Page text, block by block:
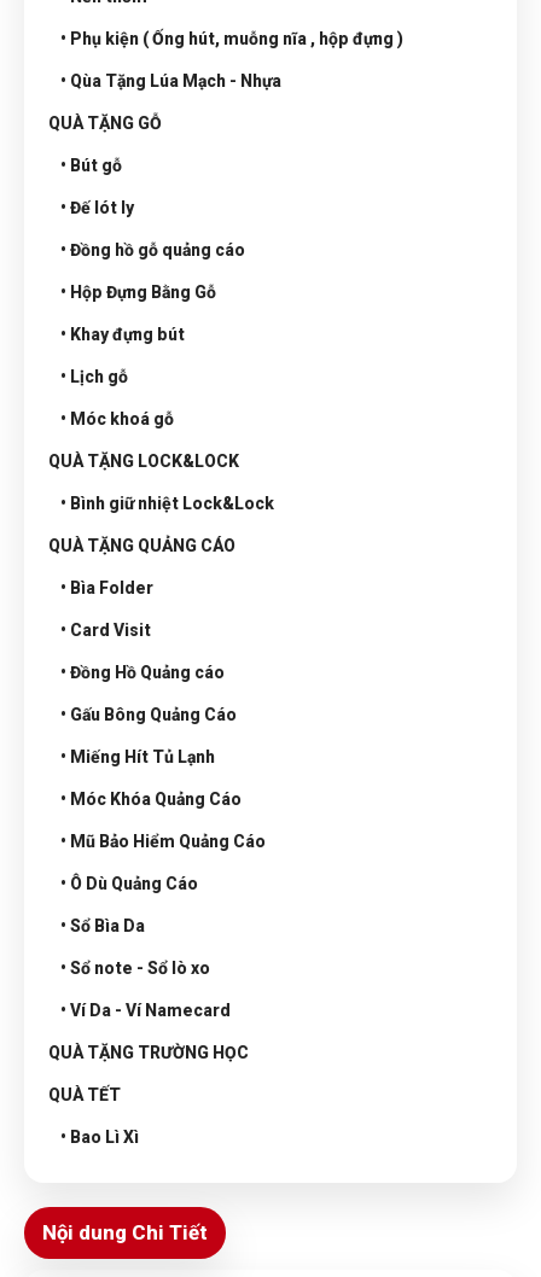
• Phụ kiện ( Ống hút, muỗng nĩa , hộp đựng )
• Qùa Tặng Lúa Mạch - Nhựa
QUÀ TẶNG GỖ
• Bút gỗ
• Đế lót ly
• Đồng hồ gỗ quảng cáo
• Hộp Đựng Bằng Gỗ
• Khay đựng bút
• Lịch gỗ
• Móc khoá gỗ
QUÀ TẶNG LOCK&LOCK
• Bình giữ nhiệt Lock&Lock
QUÀ TẶNG QUẢNG CÁO
• Bìa Folder
• Card Visit
• Đồng Hồ Quảng cáo
• Gấu Bông Quảng Cáo
• Miếng Hít Tủ Lạnh
• Móc Khóa Quảng Cáo
• Mũ Bảo Hiểm Quảng Cáo
• Ô Dù Quảng Cáo
• Sổ Bìa Da
• Sổ note - Sổ lò xo
• Ví Da - Ví Namecard
QUÀ TẶNG TRƯỜNG HỌC
QUÀ TẾT
• Bao Lì Xì
Nội dung Chi Tiết